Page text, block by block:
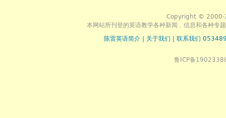
Copyright © 2000-
本网站所刊登的英语教学各种新闻﹑信息和各种专
陈雷英语简介
关于我们 联系我们
鲁ICP备